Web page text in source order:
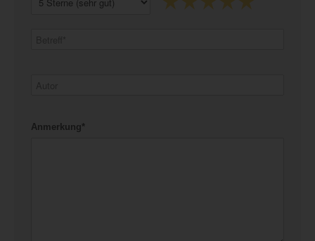
Anmerkung*